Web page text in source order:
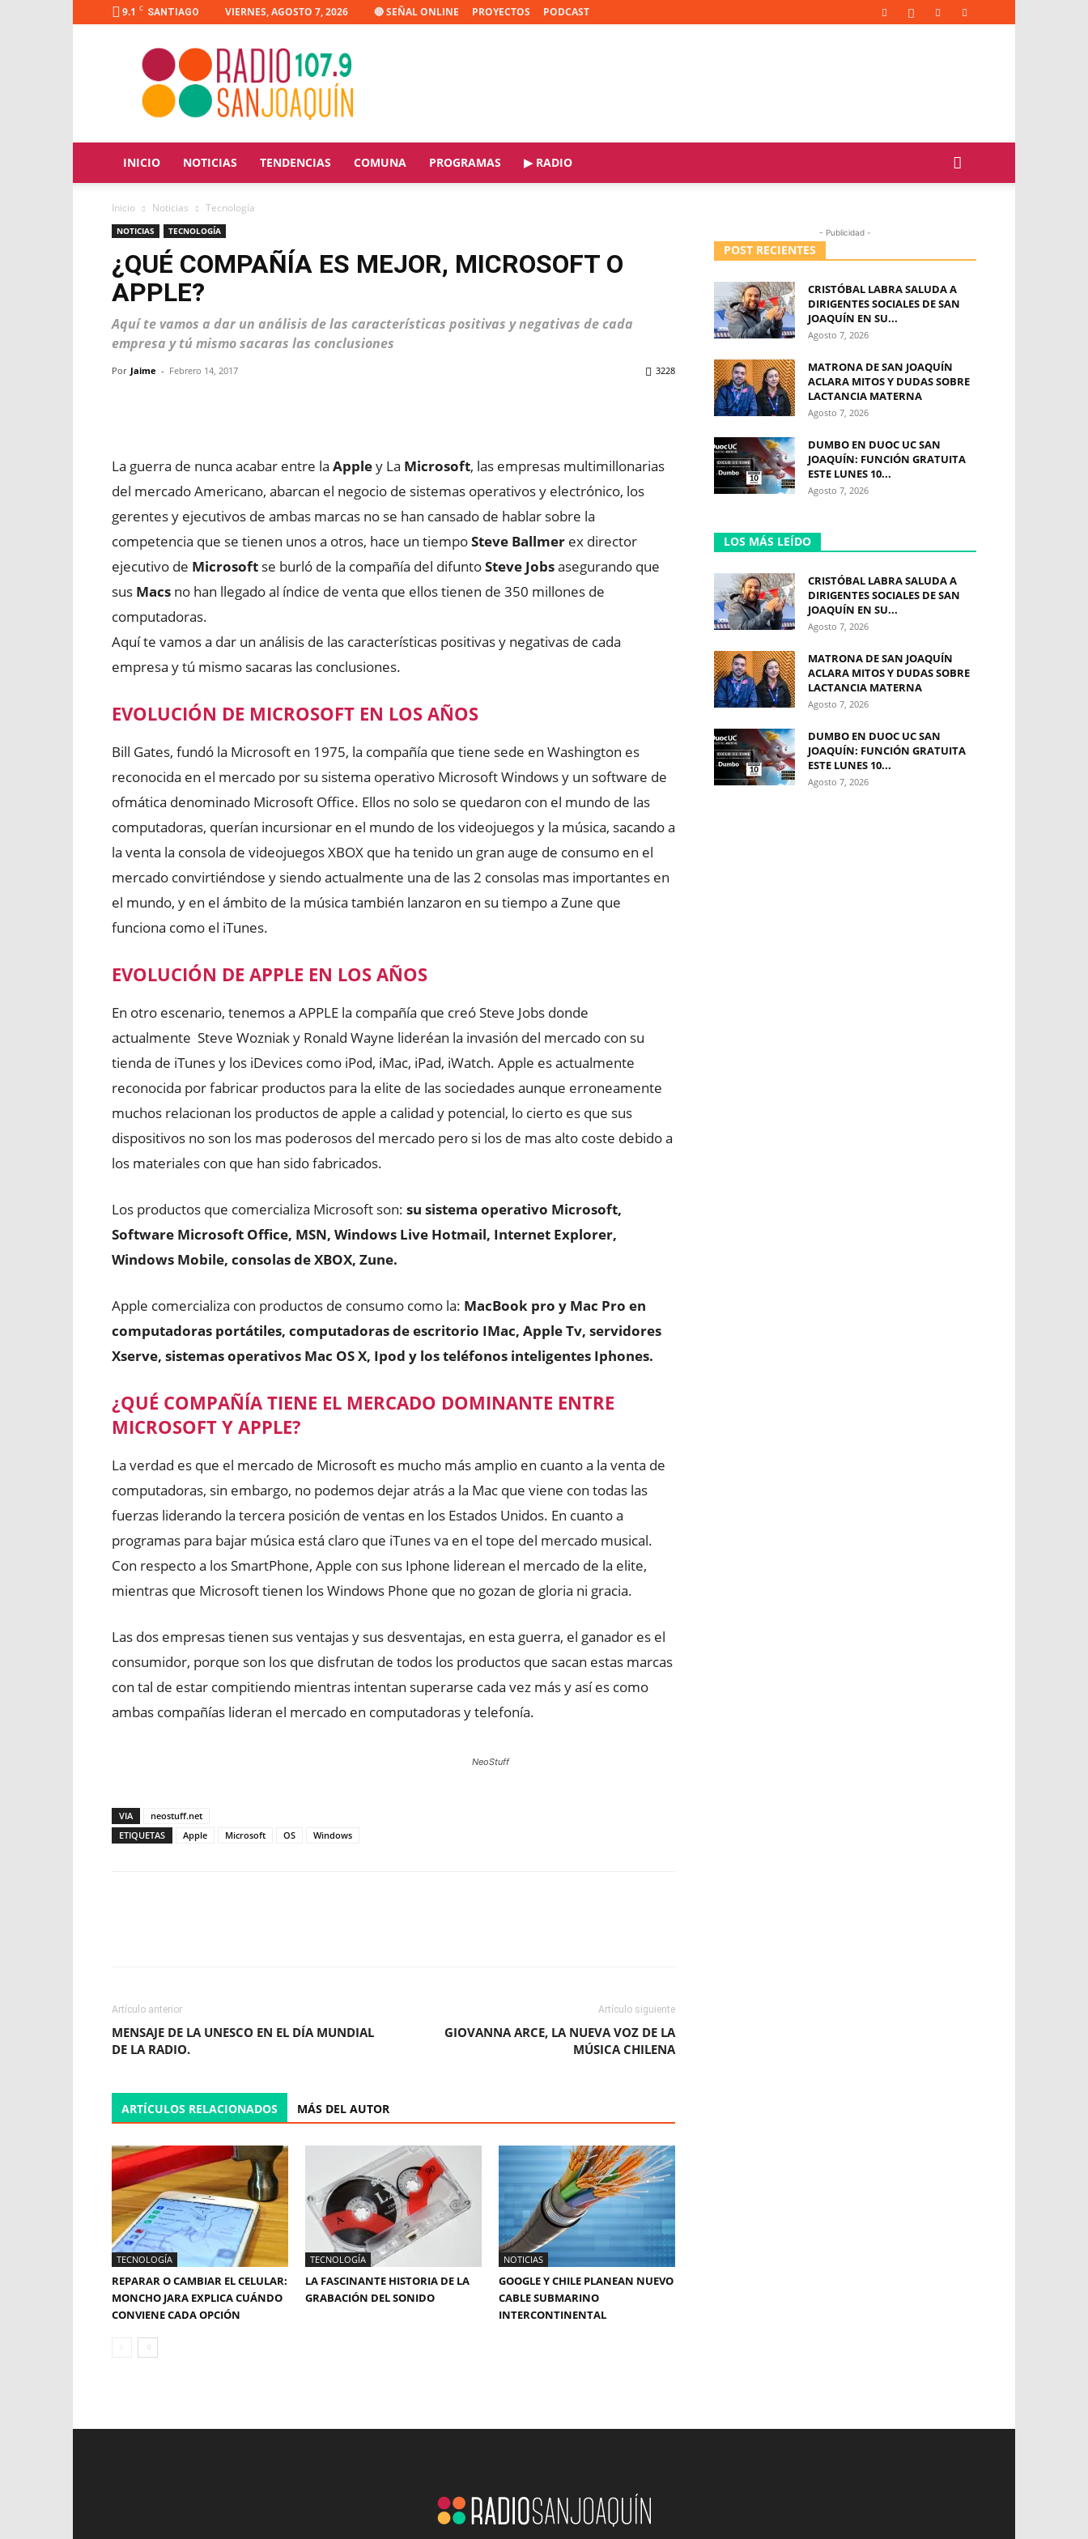
9.1 C SANTIAGO VIERNES, AGOSTO 7, 2026 🔴 SEÑAL ONLINE PROYECTOS PODCAST
Radio
Joaquín
INICIO NOTICIAS TENDENCIAS COMUNA PROGRAMAS ▶ RADIO
Inicio Noticias Tecnología
NOTICIAS TECNOLOGÍA
¿QUÉ COMPAÑÍA ES MEJOR, MICROSOFT O
APPLE?
Aquí te vamos a dar un análisis de las características positivas y negativas de cada
empresa y tú mismo sacaras las conclusiones
Por Jaime - Febrero 14, 2017 3228
La guerra de nunca acabar entre la Appley La Microsoft, las empresas multimillonarias
del mercado Americano, abarcan el negocio de sistemas operativos y electrónico, los
gerentes y ejecutivos de ambas marcas no se han cansado de hablar sobre la
competencia que se tienen unos a otros, hace un tiempoSteve Ballmer ex director
ejecutivo de Microsoft se burló de la compañía del difuntoSteve Jobsasegurando que
sus Macs no han llegado al índice de venta que ellos tienen de 350 millones de
computadoras.
Aquí te vamos a dar un análisis de las características positivas y negativas de cada
empresa y tú mismo sacaras las conclusiones.
EVOLUCIÓN DE MICROSOFT EN LOS AÑOS
Bill Gates, fundó la Microsoft en 1975, la compañía que tiene sede en Washington es
reconocida en el mercado por su sistema operativo Microsoft Windows y un software de
ofmática denominado Microsoft Office. Ellos no solo se quedaron con el mundo de las
computadoras, querían incursionar en el mundo de los videojuegos y la música, sacando a
la venta la consola de videojuegos XBOX que ha tenido un gran auge de consumo en el
mercado convirtiéndose y siendo actualmente una de las 2 consolas mas importantes en
el mundo, y en el ámbito de la música también lanzaron en su tiempo a Zune que
funciona como el iTunes.
EVOLUCIÓN DE APPLE EN LOS AÑOS
En otro escenario, tenemos a APPLE la compañía que creó Steve Jobs donde
actualmente Steve Wozniak y Ronald Wayne lideréan la invasión del mercado con su
tienda de iTunes y los iDevices como iPod, iMac, iPad, iWatch. Apple es actualmente
reconocida por fabricar productos para la elite de las sociedades aunque erroneamente
muchos relacionan los productos de apple a calidad y potencial, lo cierto es que sus
dispositivos no son los mas poderosos del mercado pero si los de mas alto coste debido a
los materiales con que han sido fabricados.
Los productos que comercializa Microsoft son: su sistema operativo Microsoft,
Software Microsoft Office, MSN, Windows Live Hotmail, Internet Explorer,
Windows Mobile, consolas de XBOX, Zune.
Apple comercializa con productos de consumo como la: MacBook pro y Mac Pro en
computadoras portátiles, computadoras de escritorio IMac, Apple Tv, servidores
Xserve, sistemas operativos Mac OS X, Ipod y los teléfonos inteligentes Iphones.
¿QUÉ COMPAÑÍA TIENE EL MERCADO DOMINANTE ENTRE
MICROSOFT Y APPLE?
La verdad es que el mercado de Microsoft es mucho más amplio en cuanto a la venta de
computadoras, sin embargo, no podemos dejar atrás a la Mac que viene con todas las
fuerzas liderando la tercera posición de ventas en los Estados Unidos. En cuanto a
programas para bajar música está claro que iTunes va en el tope del mercado musical.
Con respecto a los SmartPhone, Apple con sus Iphone liderean el mercado de la elite,
mientras que Microsoft tienen los Windows Phone que no gozan de gloria ni gracia.
Las dos empresas tienen sus ventajas y sus desventajas, en esta guerra, el ganador es el
consumidor, porque son los que disfrutan de todos los productos que sacan estas marcas
con tal de estar compitiendo mientras intentan superarse cada vez más y así es como
ambas compañías lideran el mercado en computadoras y telefonía.
NeoStuff
VIA
neostuff.net
ETIQUETAS
Apple Microsoft OS Windows
Artículo anterior
MENSAJE DE LA UNESCO EN EL DÍA MUNDIAL
DE LA RADIO.
Artículo siguiente
GIOVANNA ARCE, LA NUEVA VOZ DE LA
MÚSICA CHILENA
ARTÍCULOS RELACIONADOS MÁS DEL AUTOR
TECNOLOGÍA
REPARAR O CAMBIAR EL CELULAR:
MONCHO JARA EXPLICA CUÁNDO
CONVIENE CADA OPCIÓN
TECNOLOGÍA
LA FASCINANTE HISTORIA DE LA
GRABACIÓN DEL SONIDO
NOTICIAS
GOOGLE Y CHILE PLANEAN NUEVO
CABLE SUBMARINO
INTERCONTINENTAL
- Publicidad -
POST RECIENTES
CRISTÓBAL LABRA SALUDA A
DIRIGENTES SOCIALES DE SAN
JOAQUÍN EN SU...
Agosto 7, 2026
MATRONA DE SAN JOAQUÍN
ACLARA MITOS Y DUDAS SOBRE
LACTANCIA MATERNA
Agosto 7, 2026
DUMBO EN DUOC UC SAN
JOAQUÍN: FUNCIÓN GRATUITA
ESTE LUNES 10...
Agosto 7, 2026
LOS MÁS LEÍDO
CRISTÓBAL LABRA SALUDA A
DIRIGENTES SOCIALES DE SAN
JOAQUÍN EN SU...
Agosto 7, 2026
MATRONA DE SAN JOAQUÍN
ACLARA MITOS Y DUDAS SOBRE
LACTANCIA MATERNA
Agosto 7, 2026
DUMBO EN DUOC UC SAN
JOAQUÍN: FUNCIÓN GRATUITA
ESTE LUNES 10...
Agosto 7, 2026